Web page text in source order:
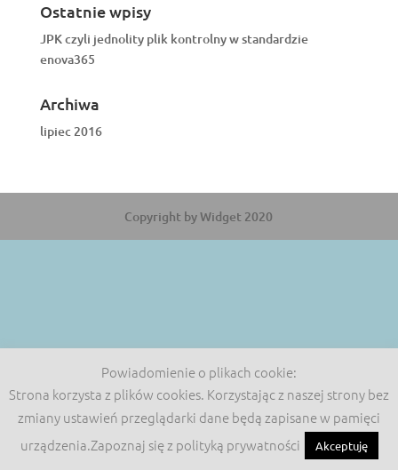
Ostatnie wpisy
JPK czyli jednolity plik kontrolny w standardzie
enova365
Archiwa
lipiec 2016
Copyright by Widget 2020
Powiadomienie o plikach cookie:
Strona korzysta z plików cookies. Korzystając z naszej strony bez
zmiany ustawień przeglądarki dane będą zapisane w pamięci
urządzenia.Zapoznaj się z polityką prywatności
Akceptuję